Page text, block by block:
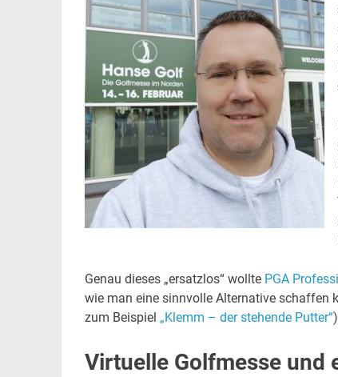
Genau dieses „ersatzlos“ wollte PGA
wie man eine sinnvolle Alternative schaffen
zum Beispiel „Klemm – der stehende Putter“
Virtuelle Golfmesse und